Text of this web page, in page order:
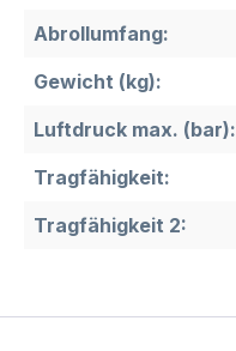
Abrollumfang:
Gewicht (kg):
Luftdruck max. (bar):
Tragfähigkeit:
Tragfähigkeit 2: